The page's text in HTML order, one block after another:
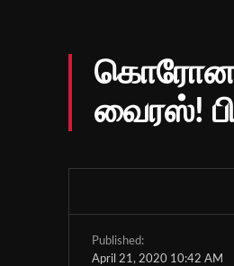
வைரஸ்!
Published:
April 21, 2020 10:42 AM